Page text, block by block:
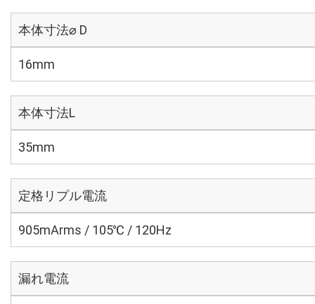
本体寸法⌀ D
16mm
本体寸法L
35mm
定格リプル電流
905mArms / 105℃ / 120Hz
漏れ電流